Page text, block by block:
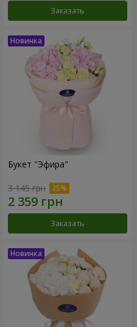
Заказать
Букет "Эфира"
3 145 грн
Заказать